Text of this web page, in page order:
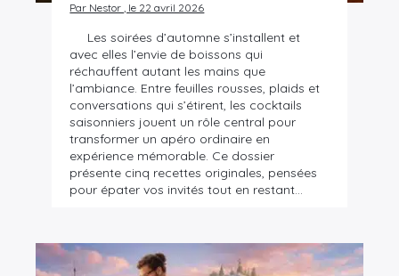
Par Nestor , le 22 avril 2026
Les soirées d’automne s’installent et
avec elles l’envie de boissons qui
réchauffent autant les mains que
l’ambiance. Entre feuilles rousses, plaids et
conversations qui s’étirent, les cocktails
saisonniers jouent un rôle central pour
transformer un apéro ordinaire en
expérience mémorable. Ce dossier
présente cinq recettes originales, pensées
pour épater vos invités tout en restant…